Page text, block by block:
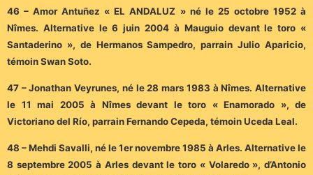
46 – Amor Antuñez « EL ANDALUZ » né le 25 octobre 1952 à
Nîmes. Alternative le 6 juin 2004 à Mauguio devant le toro «
Santaderino », de Hermanos Sampedro, parrain Julio Aparicio,
témoin Swan Soto.
47 – Jonathan Veyrunes, né le 28 mars 1983 à Nîmes. Alternative
le 11 mai 2005 à Nîmes devant le toro « Enamorado », de
Victoriano del Río, parrain Fernando Cepeda, témoin Uceda Leal.
48 – Mehdi Savalli, né le 1er novembre 1985 à Arles. Alternative le
8 septembre 2005 à Arles devant le toro « Volaredo », d’Antonio